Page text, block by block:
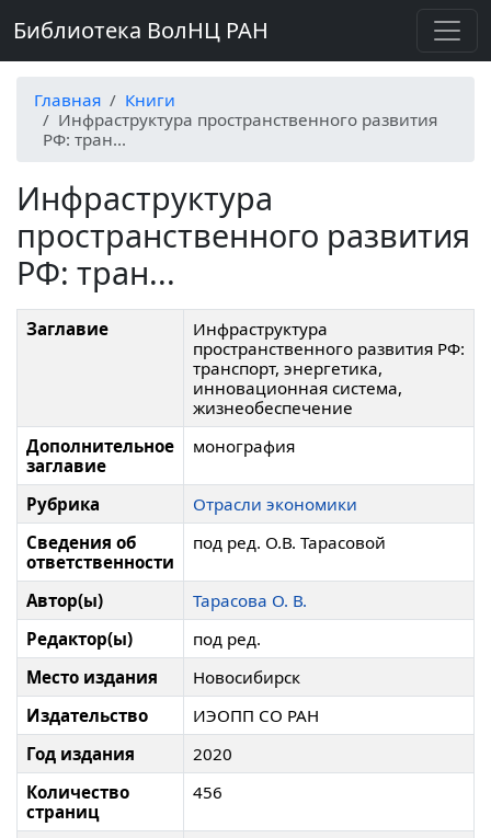
Библиотека ВолНЦ РАН
Главная
Книги
Инфраструктура пространственного развития
РФ: тран...
Инфраструктура
пространственного развития
РФ: тран...
Заглавие
Инфраструктура
пространственного развития РФ:
транспорт, энергетика,
инновационная система,
жизнеобеспечение
Дополнительное
заглавие
монография
Рубрика
Отрасли экономики
Сведения об
ответственности
под ред. О.В. Тарасовой
Автор(ы)
Тарасова О. В.
Редактор(ы)
под ред.
Место издания
Новосибирск
Издательство
ИЭОПП СО РАН
Год издания
2020
Количество
страниц
456